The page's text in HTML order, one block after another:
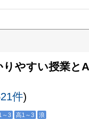
やすい授業と
件)
～3 高1～3 浪